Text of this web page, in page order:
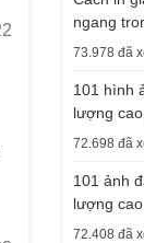
ngang
73.978 đã
101 hình
lượng
72.698 đã
101 ảnh
lượng
72.408 đã